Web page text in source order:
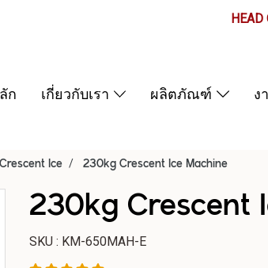
HEAD
ก เกี่ยวกับเรา ผลิตภัณฑ์ ง
Crescent Ice 230kg Crescent Ice Machine
230kg Crescent
SKU : KM-650MAH-E